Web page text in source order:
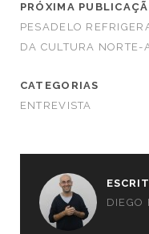
PRÓXIMA
PESADELO
DA CULTURA NORTE-
CATEGORIAS
ENTREVISTA
DIEGO